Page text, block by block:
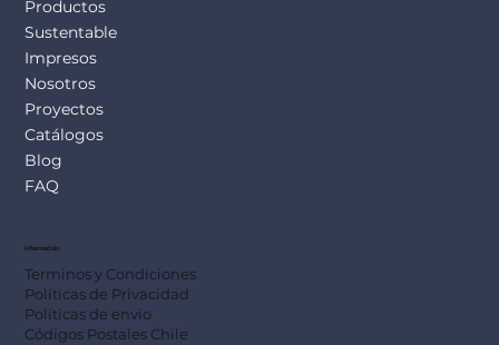
Productos
Sustentable
Impresos
Nosotros
Proyectos
Catálogos
Blog
FAQ
Información
Terminos y Condiciones
Políticas de Privacidad
Políticas de envío
Códigos Postales Chile